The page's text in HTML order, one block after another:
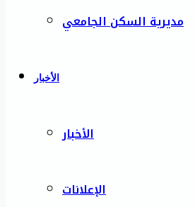
مديرية السكن الجامعي
الأخبار
الأخبار
الإعلانات